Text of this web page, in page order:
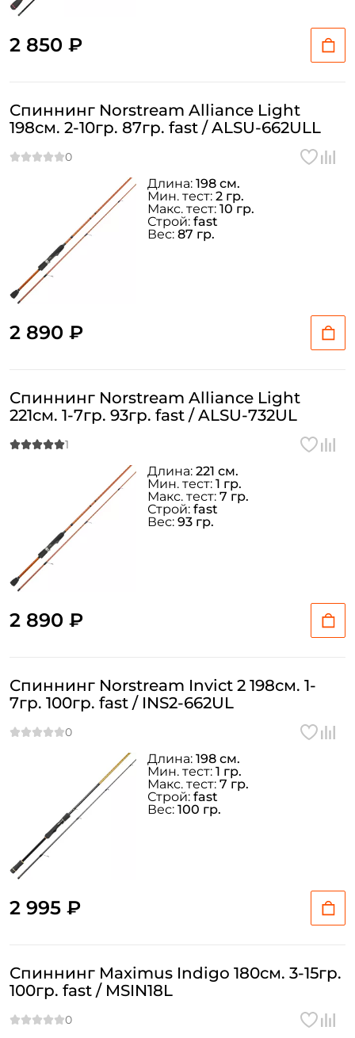
2 850 ₽
Спиннинг Norstream Alliance Light
198см. 2-10гр. 87гр. fast / ALSU-662ULL
2 890 ₽
Длина: 198 см.
Мин. тест: 2 гр.
Макс. тест: 10 гр.
Строй: fast
Вес: 87 гр.
Спиннинг Norstream Alliance Light
221см. 1-7гр. 93гр. fast / ALSU-732UL
2 890 ₽
Длина: 221 см.
Мин. тест: 1 гр.
Макс. тест: 7 гр.
Строй: fast
Вес: 93 гр.
Спиннинг Norstream Invict 2 198см. 1-
7гр. 100гр. fast / INS2-662UL
2 995 ₽
Длина: 198 см.
Мин. тест: 1 гр.
Макс. тест: 7 гр.
Строй: fast
Вес: 100 гр.
Спиннинг Maximus Indigo 180см. 3-15гр.
100гр. fast / MSIN18L